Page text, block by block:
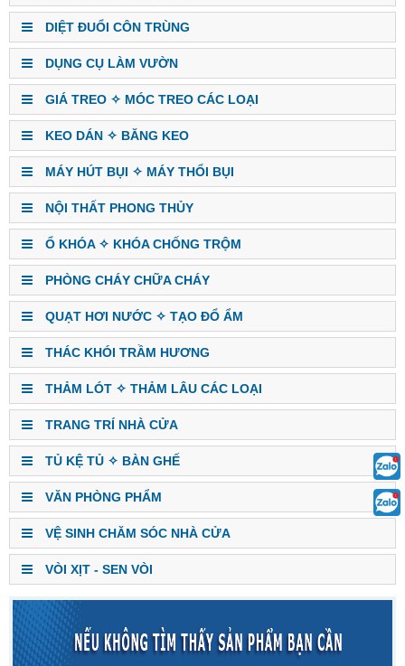
DIỆT ĐUỔI CÔN TRÙNG
DỤNG CỤ LÀM VƯỜN
GIÁ TREO ✧ MÓC TREO CÁC LOẠI
KEO DÁN ✧ BĂNG KEO
MÁY HÚT BỤI ✧ MÁY THỔI BỤI
NỘI THẤT PHONG THỦY
Ổ KHÓA ✧ KHÓA CHỐNG TRỘM
PHÒNG CHÁY CHỮA CHÁY
QUẠT HƠI NƯỚC ✧ TẠO ĐỔ ẨM
THÁC KHÓI TRẦM HƯƠNG
THẢM LÓT ✧ THẢM LÂU CÁC LOẠI
TRANG TRÍ NHÀ CỬA
TỦ KỆ TỦ ✧ BÀN GHẾ
VĂN PHÒNG PHẨM
VỆ SINH CHĂM SÓC NHÀ CỬA
VÒI XỊT - SEN VÒI